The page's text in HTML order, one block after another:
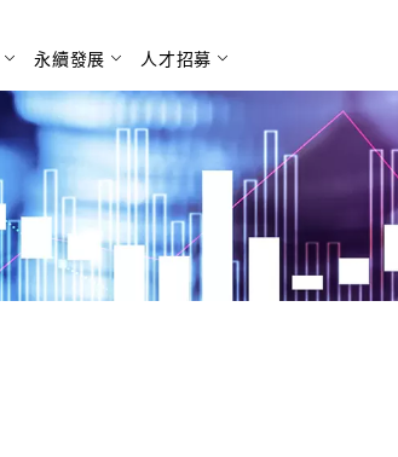
永續發展 人才招募
搜尋